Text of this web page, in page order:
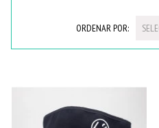
ORDENAR POR: